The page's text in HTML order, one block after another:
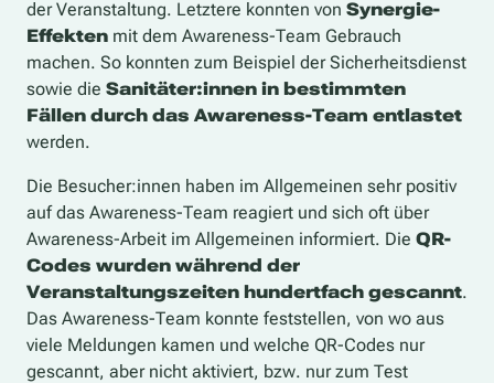
der Veranstaltung. Letztere konnten von Synergie-
Effekten mit dem Awareness-Team Gebrauch
machen. So konnten zum Beispiel der Sicherheitsdienst
sowie die Sanitäter:innen in bestimmten
Fällen durch das Awareness-Team entlastet
werden.
Die Besucher:innen haben im Allgemeinen sehr positiv
auf das Awareness-Team reagiert und sich oft über
Awareness-Arbeit im Allgemeinen informiert. Die QR-
Codes wurden während der
Veranstaltungszeiten hundertfach gescannt.
Das Awareness-Team konnte feststellen, von wo aus
viele Meldungen kamen und welche QR-Codes nur
gescannt, aber nicht aktiviert, bzw. nur zum Test